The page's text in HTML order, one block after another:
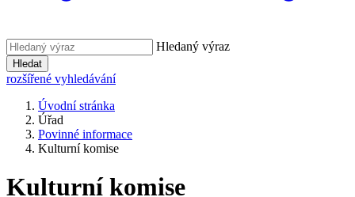
Hledaný výraz
Hledat
rozšířené vyhledávání
Úvodní stránka
Úřad
Povinné informace
Kulturní komise
Kulturní komise